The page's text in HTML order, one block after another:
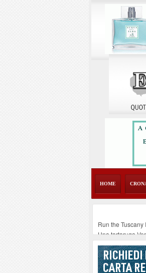
HOME
Run the
Una tartaruga
Furgone in
Campo: chiusura
A Carpani si